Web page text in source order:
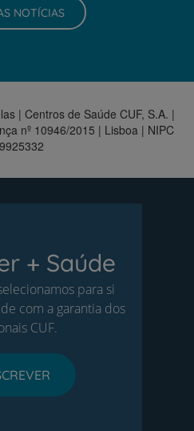
NOTÍCIAS
| Centros de Saúde CUF, S.A. |
nº 10946/2015 | Lisboa | NIPC
+ Saúde
para si
com a garantia dos
CUF.